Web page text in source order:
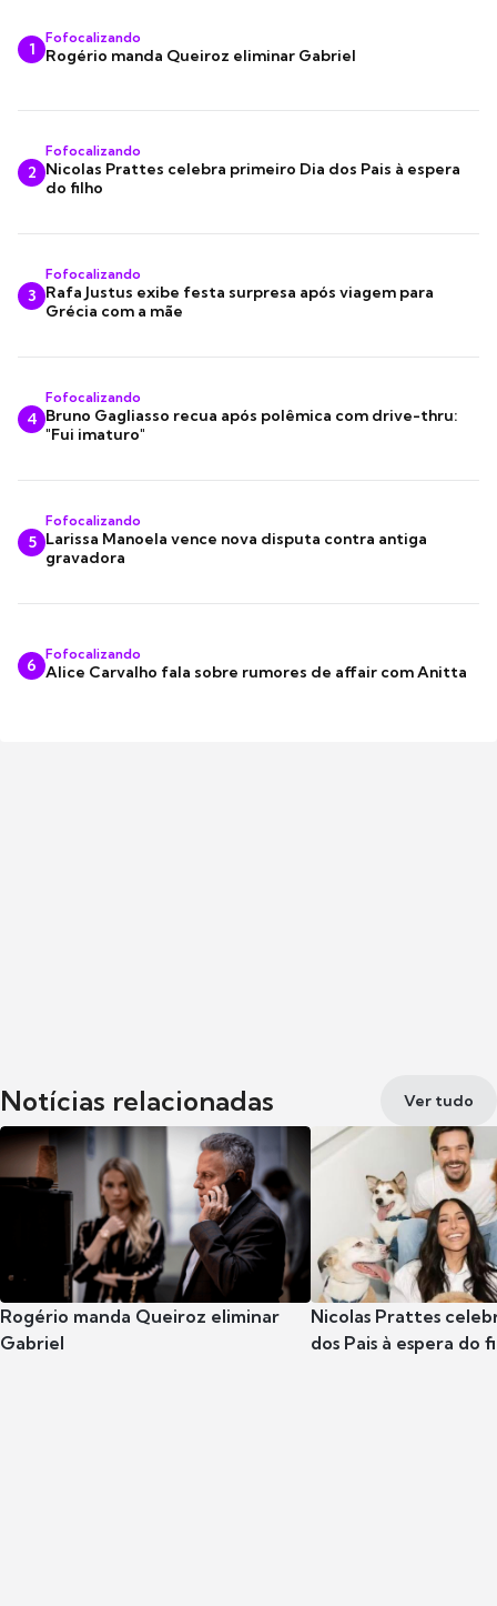
1
Fofocalizando
Rogério manda Queiroz eliminar Gabriel
2
Fofocalizando
Nicolas Prattes celebra primeiro Dia dos Pais à espera
do filho
3
Fofocalizando
Rafa Justus exibe festa surpresa após viagem para
Grécia com a mãe
4
Fofocalizando
Bruno Gagliasso recua após polêmica com drive-thru:
"Fui imaturo"
5
Fofocalizando
Larissa Manoela vence nova disputa contra antiga
gravadora
6
Fofocalizando
Alice Carvalho fala sobre rumores de affair com Anitta
Notícias relacionadas Ver tudo
Rogério manda Queiroz eliminar
Gabriel
Nicolas Prattes
dos Pais à espera do